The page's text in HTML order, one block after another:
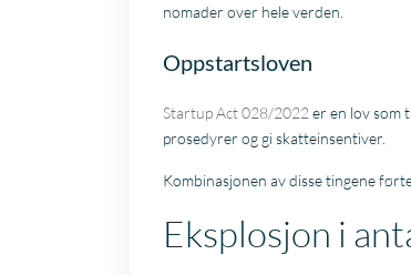
nomader over hele verden.
Oppstartsloven
Startup Act 028/2022 er en lov som
prosedyrer og gi skatteinsentiver.
Kombinasjonen av disse tingene
Eksplosjon i